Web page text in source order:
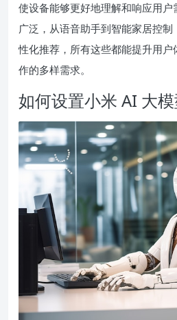
使设备能够更好地理解和响应用户
广泛，从语音助手到智能家居控
性化推荐，所有这些都能提升用
作的多样需求。
如何设置小米 AI 大